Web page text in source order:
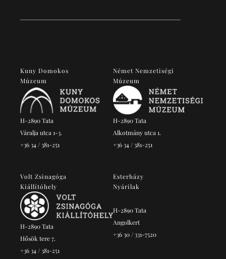
Kuny Domokos
Múzeum
H-2890 Tata
Váralja utca 1-3.
+36 34 / 381-251
Német Nemzetiségi
Múzeum
H-2890 Tata
Alkotmány utca 1.
+36 34 / 381-251
Volt Zsinagóga
Kiállítóhely
H-2890 Tata
Hősök tere 7.
+36 34 / 381-251
Esterházy
Nyárilak
H-2890 Tata
Angolkert
+36 30 / 331-7520